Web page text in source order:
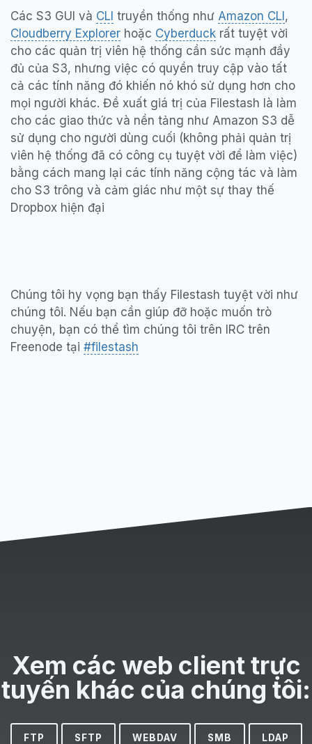
Các S3 GUI và CLI truyền thống như Amazon CLI,
Cloudberry Explorer hoặc Cyberduck rất tuyệt vời
cho các quản trị viên hệ thống cần sức mạnh đầy
đủ của S3, nhưng việc có quyền truy cập vào tất
cả các tính năng đó khiến nó khó sử dụng hơn cho
mọi người khác. Đề xuất giá trị của Filestash là làm
cho các giao thức và nền tảng như Amazon S3 dễ
sử dụng cho người dùng cuối (không phải quản trị
viên hệ thống đã có công cụ tuyệt vời để làm việc)
bằng cách mang lại các tính năng cộng tác và làm
cho S3 trông và cảm giác như một sự thay thế
Dropbox hiện đại
Chúng tôi hy vọng bạn thấy Filestash tuyệt vời như
chúng tôi. Nếu bạn cần giúp đỡ hoặc muốn trò
chuyện, bạn có thể tìm chúng tôi trên IRC trên
Freenode tại #filestash
Xem các web client trực
tuyến khác của chúng tôi:
FTP SFTP WEBDAV SMB LDAP